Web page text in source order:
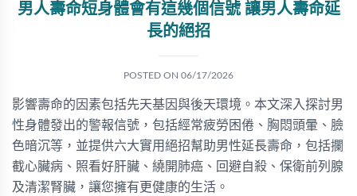
男人壽命短身體會有這幾個信號 讓男人壽命延
長的絕招
POSTED ON 06/17/2026
影響壽命的因素包括先天基因與後天環境。本文深入探討男
性身體發出的警報信號，包括經常疲勞困倦、胸悶頭暈、臉
色暗沉等，並提供六大實用絕招幫助男性延長壽命，包括攔
截心臟病、照看好肝臟、繞開肺癌、回避自殺、保衛前列腺
及清潔腎臟，讓您擁有更健康的生活。